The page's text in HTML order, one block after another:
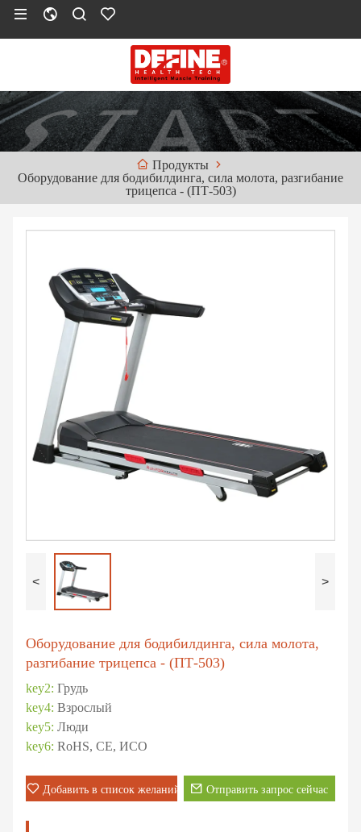
Продукты
Оборудование для бодибилдинга, сила молота, разгибание
трицепса - (ПТ-503)
< >
Оборудование для бодибилдинга, сила молота,
разгибание трицепса - (ПТ-503)
key2: Грудь
key4: Взрослый
key5: Люди
key6: RoHS, СЕ, ИСО
Добавить в список желаний Отправить запрос сейчас